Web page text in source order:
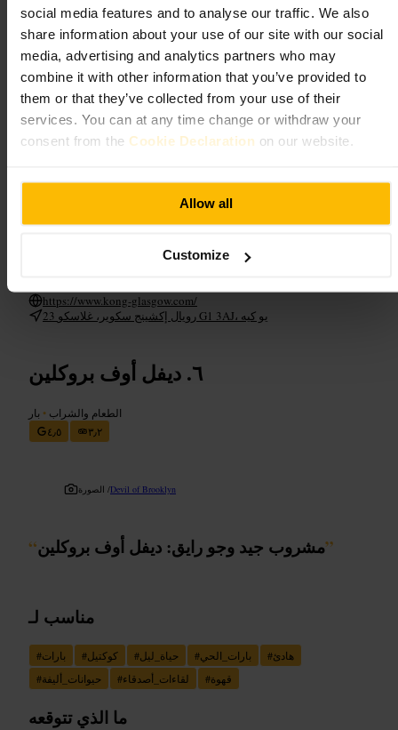
social media features and to analyse our traffic. We also
share information about your use of our site with our social
media, advertising and analytics partners who may
combine it with other information that you’ve provided to
them or that they’ve collected from your use of their
services. You can at any time change or withdraw your
consent from the Cookie Declaration on our website.
Allow all
Customize
#وسط_المدينة #كوكتيل #حياة_ليلية #بار # جلسات
#مشروبات
ما الذي تتوقعه
مزيج بين بار وصالة مع تركيز على الكوكتيلات والمشروبات المختارة.
موسيقى حيوية ولكن ليس صاخبة طوال الوقت. طاقم عملي وسير
الخدمة مناسب للقاءات السريعة أو جلسات المساء الطويلة.
بجانب النافذة. ارتدِ مظهرًا ذكيًا غير رسمي، واحمل معك بطاقة هوية. فكر
https://www.kong-glasgow.com/
23 رويال إكشينج سكوير، غلاسكو G1 3AJ، يو كيه
ديفل أوف بروكلين
الطعام والشراب • بار
٤٫٥
٣٫٢
الصورة /Devil of Brooklyn
“مشروب جيد وجو رايق: ديفل أوف بروكلين”
مناسب لـ
#بارات #كوكتيل #حياة_ليل #بارات_الحي #هادئ
#حيوانات_أليفة #لقاءات_أصدقاء #قهوة
ما الذي تتوقعه